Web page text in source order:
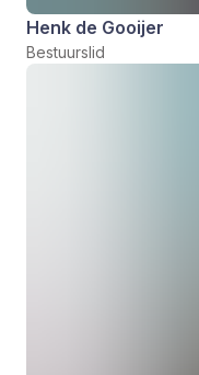
Henk de Gooijer
Bestuurslid